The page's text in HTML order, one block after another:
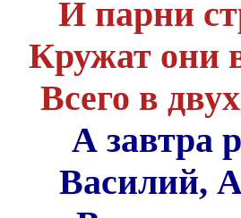
И парни
Кружат они
Всего в
А завтра
Василий,